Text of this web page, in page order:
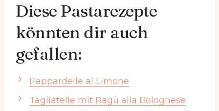
Diese Pastarezepte
könnten dir auch
gefallen:
Pappardelle al Limone
Tagliatelle mit Ragù alla Bolognese